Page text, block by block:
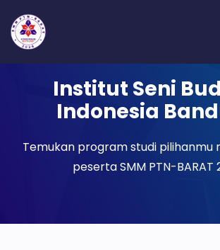
Institut Seni
Indonesia
Temukan program studi pilihanmu
peserta SMM PTN-BARAT